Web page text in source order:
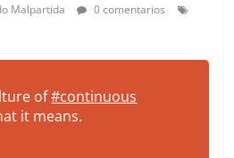
Malpartida
0 comentarios
of#continuous
it means.